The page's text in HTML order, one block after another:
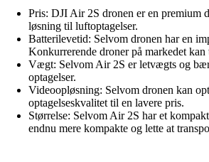
Pris: DJI Air 2S dronen er en premium
løsning til luftoptagelser.
Batterilevetid: Selvom dronen har en
Konkurrerende droner på markedet
Vægt: Selvom Air 2S er letvægts og
optagelser.
Videoopløsning: Selvom dronen kan
optagelseskvalitet til en lavere pris.
Størrelse: Selvom Air 2S har et
endnu mere kompakte og lette at